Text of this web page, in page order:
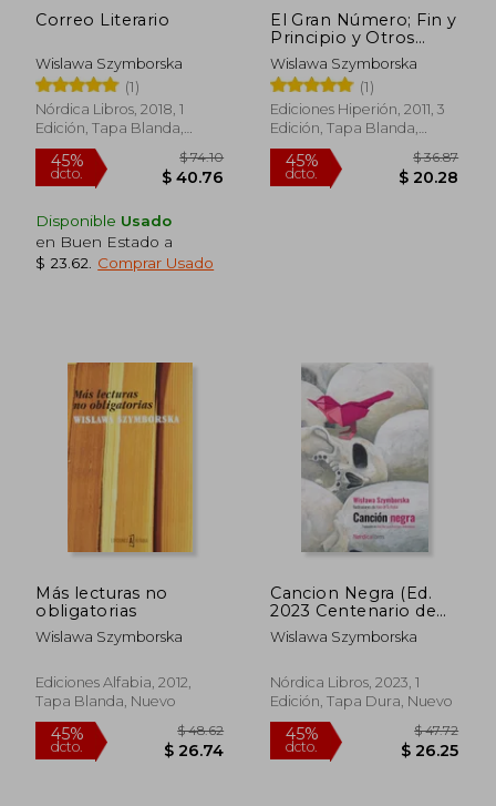
Correo Literario
Wislawa Szymborska
(1)
Nórdica Libros, 2018, 1
Edición, Tapa Blanda,
Nuevo
45%
Disponible Usado
en Buen Estado a
$ 23.62
Comprar Usado
El Gran Número; Fin y
Principio y Otros
Poemas
Wislawa Szymborska
(1)
Ediciones Hiperión, 2011, 3
Edición, Tapa Blanda,
Nuevo
45%
dcto.
Más lecturas no
obligatorias
Wislawa Szymborska
Ediciones Alfabia, 2012,
Tapa Blanda, Nuevo
Cancion Negra (Ed.
2023 Centenario de
Szymborska)
Wislawa Szymborska
Nórdica Libros, 2023, 1
Edición, Tapa Dura, Nuevo